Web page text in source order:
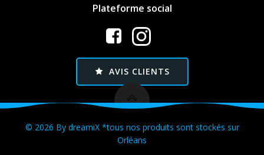
Plateforme social
AVIS CLIENTS
© 2026 By dreamiX *tous nos produits sont stockés sur
Orléans